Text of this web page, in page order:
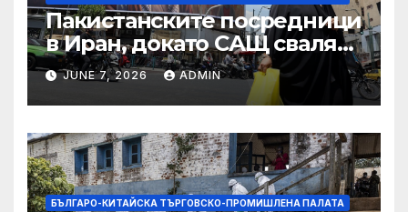
Пакистанските посредници
в Иран, докато САЩ свалят
дронове, Ливан търси мир
JUNE 7, 2026 ADMIN
БЪЛГАРО-КИТАЙСКА ТЪРГОВСКО-ПРОМИШЛЕНА ПАЛАТА